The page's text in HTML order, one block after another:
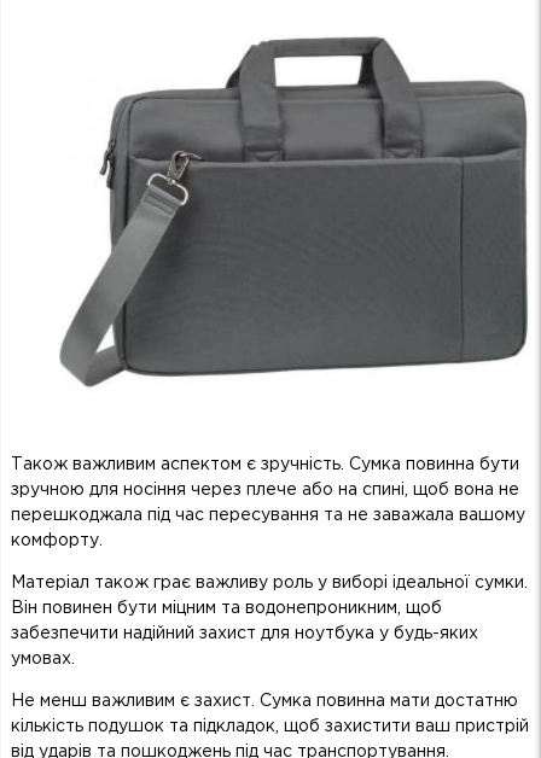
Також важливим аспектом є зручність. Сумка повинна бути
зручною для носіння через плече або на спині, щоб вона не
перешкоджала під час пересування та не заважала вашому
комфорту.
Матеріал також грає важливу роль у виборі ідеальної сумки.
Він повинен бути міцним та водонепроникним, щоб
забезпечити надійний захист для ноутбука у будь-яких
умовах.
Не менш важливим є захист. Сумка повинна мати достатню
кількість подушок та підкладок, щоб захистити ваш пристрій
від ударів та пошкоджень під час транспортування.